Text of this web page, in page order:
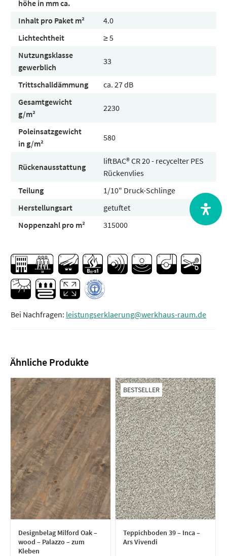
höhe in mm ca.
Inhalt pro Paket m²
4.0
Lichtechtheit
≥ 5
Nutzungsklasse
gewerblich
33
Trittschalldämmung
ca. 27 dB
Gesamtgewicht
g/m²
2230
Poleinsatzgewicht
in g/m²
580
Rückenausstattung
liftBAC® CR 20 - recycelter PES
Rückenvlies
Teilung
1/10" Druck-Schlinge
Herstellungsart
getuftet
Noppenzahl pro m²
315000
Bei Nachfragen: leistungserklaerung@werkhaus-raum.de
Ähnliche Produkte
Designbelag Milford Oak –
wood – Palazzo – zum
Kleben
BESTSELLER
Teppichboden 39 – Inca –
Ars Vivendi